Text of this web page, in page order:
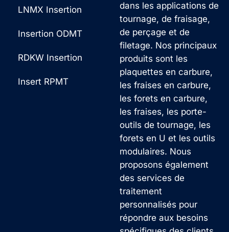
dans les applications de
tournage, de fraisage,
de perçage et de
filetage. Nos principaux
produits sont les
plaquettes en carbure,
les fraises en carbure,
les forets en carbure,
les fraises, les porte-
outils de tournage, les
forets en U et les outils
modulaires. Nous
proposons également
des services de
traitement
personnalisés pour
répondre aux besoins
LNMX Insertion
Insertion ODMT
RDKW Insertion
Insert RPMT